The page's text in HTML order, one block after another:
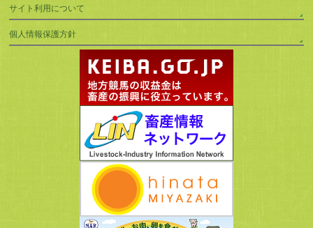
サイト利用について
個人情報保護方針